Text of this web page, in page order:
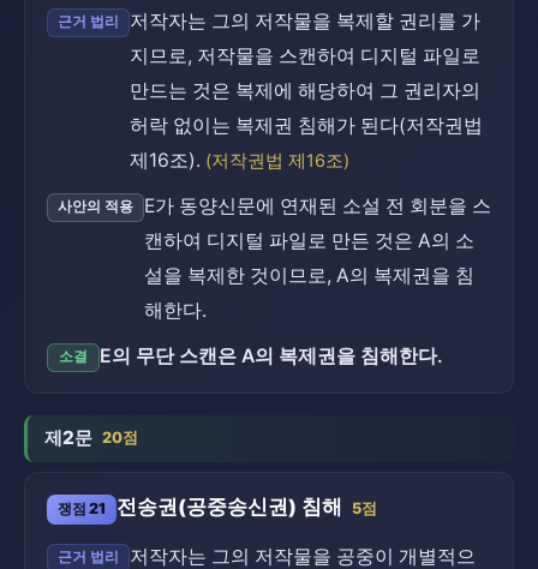
근거 법리
저작자는 그의 저작물을 복제할 권리를 가
지므로, 저작물을 스캔하여 디지털 파일로
만드는 것은 복제에 해당하여 그 권리자의
허락 없이는 복제권 침해가 된다(저작권법
제16조). (저작권법 제16조)
사안의 적용
E가 동양신문에 연재된 소설 전 회분을 스
캔하여 디지털 파일로 만든 것은 A의 소
설을 복제한 것이므로, A의 복제권을 침
해한다.
소결 E의 무단 스캔은 A의 복제권을 침해한다.
제2문 20점
쟁점 21 전송권(공중송신권) 침해 5점
근거 법리
저작자는 그의 저작물을 공중이 개별적으